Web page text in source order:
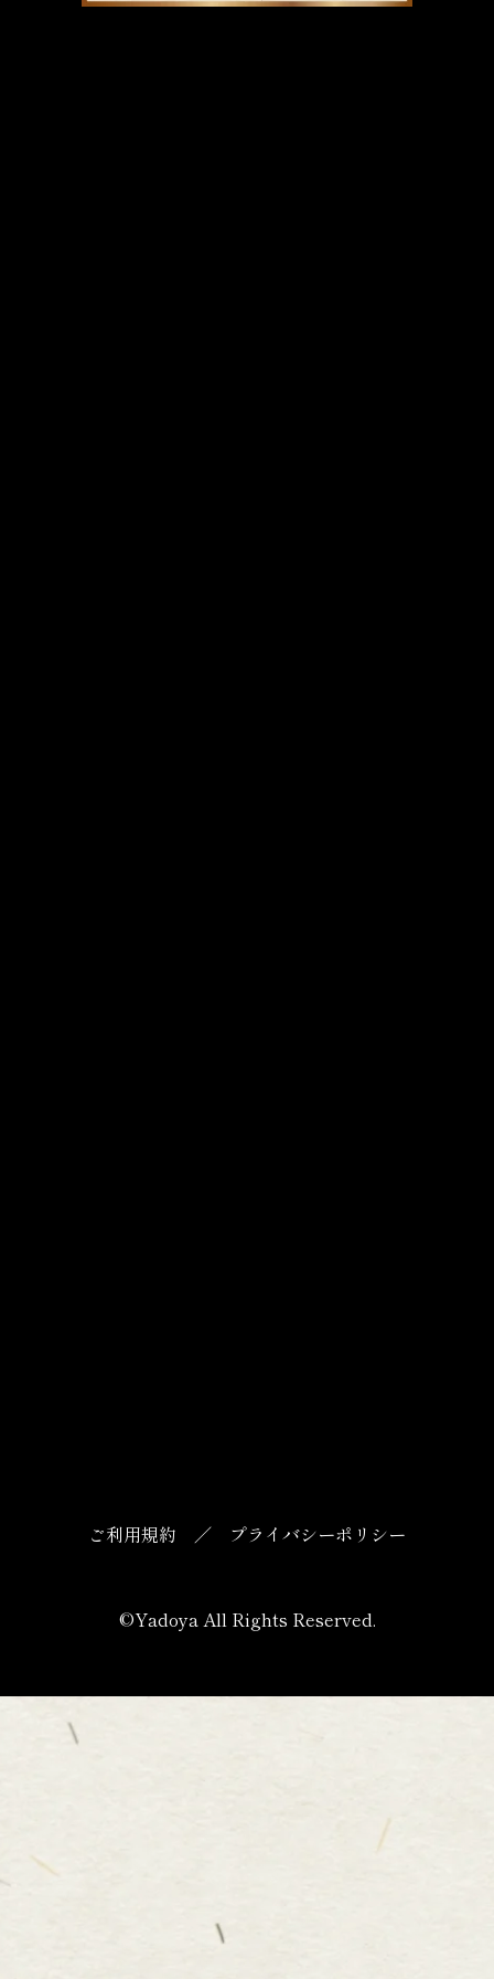
ご利用規約 ／ プライバシーポリシー
©Yadoya All Rights Reserved.